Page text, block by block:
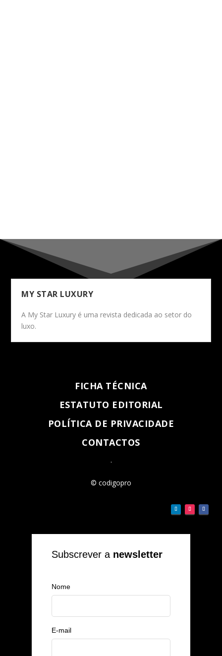
MY STAR LUXURY
A My Star Luxury é uma revista dedicada ao setor do
luxo.
FICHA TÉCNICA
ESTATUTO EDITORIAL
POLÍTICA DE PRIVACIDADE
CONTACTOS
.
© codigopro
Subscrever a newsletter
Nome
E-mail